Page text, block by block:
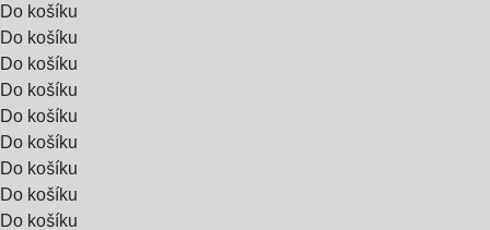
Do košíku
Do košíku
Do košíku
Do košíku
Do košíku
Do košíku
Do košíku
Do košíku
Do košíku